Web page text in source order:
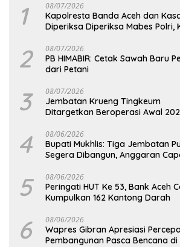
1 08/07/2026
Kapolresta Banda Aceh dan
Diperiksa Diperiksa Mabes Polri,
2 08/07/2026
PB HIMABIR: Cetak Sawah Baru
dari Petani
3 08/07/2026
Jembatan Krueng Tingkeum
Ditargetkan Beroperasi Awal
4 08/06/2026
Bupati Mukhlis: Tiga Jembatan
Segera Dibangun, Anggaran
5 08/06/2026
Peringati HUT Ke 53, Bank Aceh
Kumpulkan 162 Kantong Darah
6 08/06/2026
Wapres Gibran Apresiasi
Pembangunan Pasca Bencana di